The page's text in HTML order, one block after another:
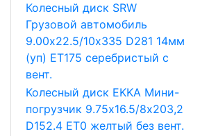
Колесный диск SRW
Грузовой автомобиль
9.00х22.5/10х335 D281 14мм
(уп) ET175 серебристый с
вент.
Колесный диск EKKA Мини-
погрузчик 9.75х16.5/8х203,2
D152.4 ET0 желтый без вент.